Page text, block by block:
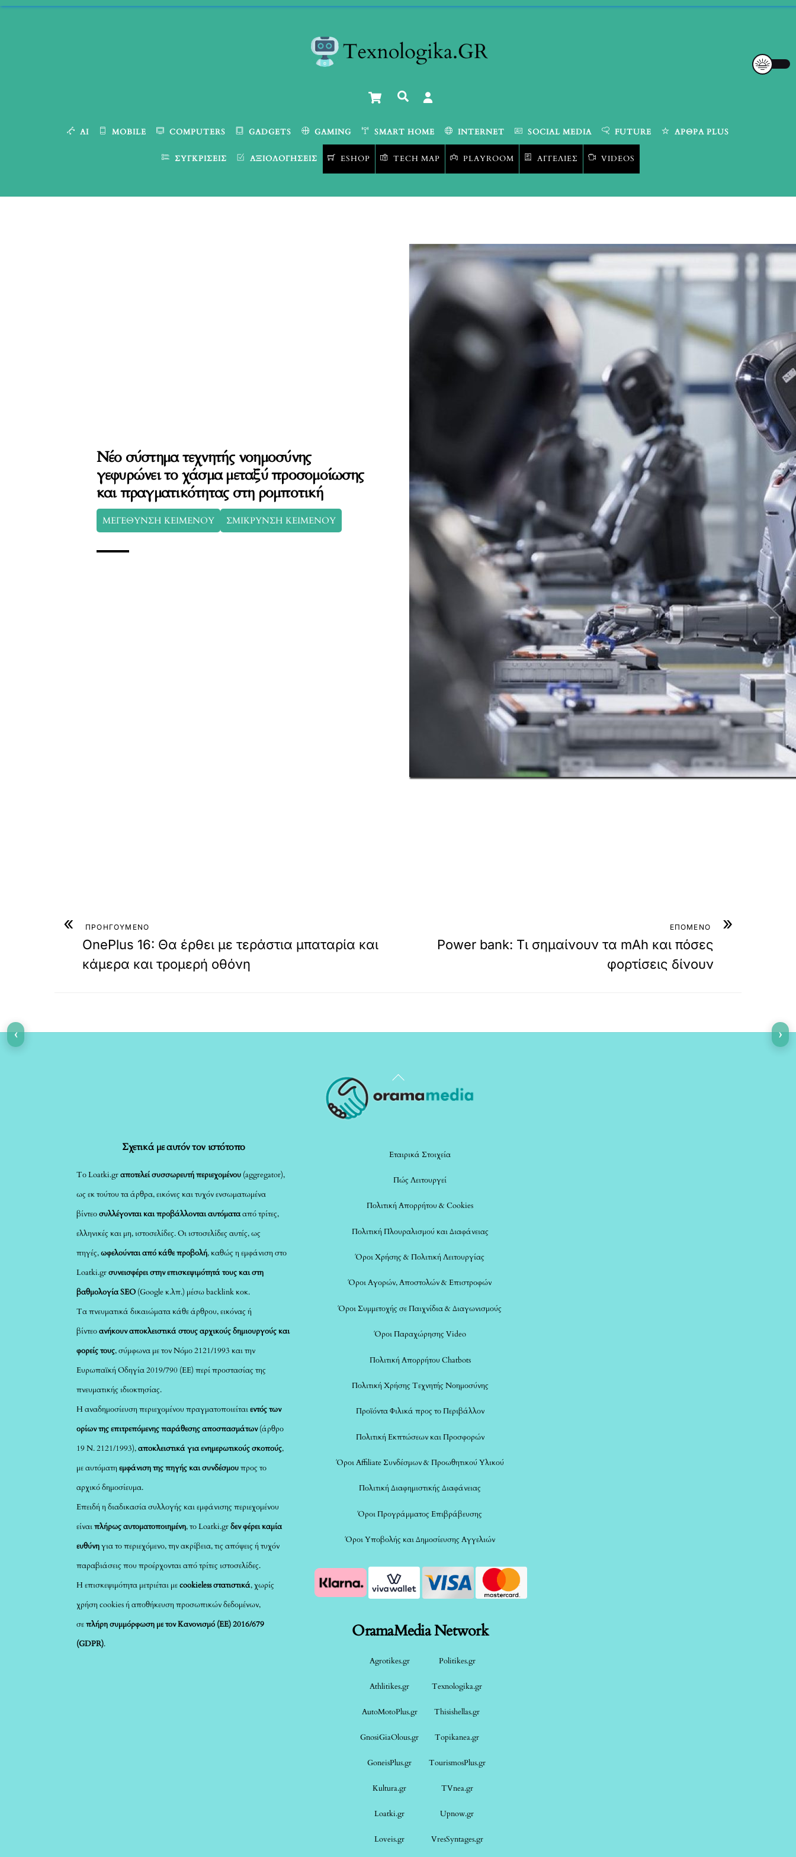
Skip
Cart Αναζήτηση
AI MOBILE COMPUTERS GADGETS GAMING SMART HOME INTERNET SOCIAL MEDIA FUTURE ΆΡΘΡΑ PLUS
ΣΥΓΚΡΊΣΕΙΣ ΑΞΙΟΛΟΓΉΣΕΙΣ ESHOP TECH MAP PLAYROOM ΑΓΓΕΛΊΕΣ VIDEOS
Νέο σύστημα τεχνητής νοημοσύνης
γεφυρώνει το χάσμα μεταξύ προσομοίωσης
και πραγματικότητας στη ρομποτική
ΜΕΓΕΘΥΝΣΗ ΚΕΙΜΕΝΟΥ ΣΜΙΚΡΥΝΣΗ ΚΕΙΜΕΝΟΥ
« ΠΡΟΗΓΟΥΜΕΝΟ
OnePlus 16: Θα έρθει με τεράστια μπαταρία και
κάμερα και τρομερή οθόνη
»
ΕΠΟΜΕΝΟ
Power bank: Τι σημαίνουν τα mAh και πόσες
φορτίσεις δίνουν
Back
To
Σχετικά με αυτόν τον ιστότοπο
Το Loatki.grαποτελεί συσσωρευτή περιεχομένου (aggregator),
ως εκ τούτου τα άρθρα, εικόνες και τυχόν ενσωματωμένα
βίντεοσυλλέγονται και προβάλλονται αυτόματααπό τρίτες,
ελληνικές και μη, ιστοσελίδες. Οι ιστοσελίδες αυτές, ως
πηγές,ωφελούνται από κάθε προβολή, καθώς η εμφάνιση στο
Loatki.grσυνεισφέρει στην επισκεψιμότητά τους και στη
βαθμολογία SEO (Google κ.λπ.) μέσω backlink κοκ.
Τα πνευματικά δικαιώματα κάθε άρθρου, εικόνας ή
βίντεοανήκουν αποκλειστικά στους αρχικούς δημιουργούς και
φορείς τους, σύμφωνα με τον Νόμο 2121/1993 και την
Ευρωπαϊκή Οδηγία 2019/790 (ΕΕ) περί προστασίας της
πνευματικής ιδιοκτησίας.
Η αναδημοσίευση περιεχομένου πραγματοποιείταιεντός των
ορίων της επιτρεπόμενης παράθεσης αποσπασμάτων(άρθρο
19 Ν. 2121/1993),αποκλειστικά για ενημερωτικούς σκοπούς,
με αυτόματηεμφάνιση της πηγής και συνδέσμουπρος το
αρχικό δημοσίευμα.
Επειδή η διαδικασία συλλογής και εμφάνισης περιεχομένου
είναιπλήρως αυτοματοποιημένη, το Loatki.grδεν φέρει καμία
ευθύνηγια το περιεχόμενο, την ακρίβεια, τις απόψεις ή τυχόν
παραβιάσεις που προέρχονται από τρίτες ιστοσελίδες.
Η επισκεψιμότητα μετριέται μεcookieless στατιστικά, χωρίς
χρήση cookies ή αποθήκευση προσωπικών δεδομένων,
σεπλήρη συμμόρφωση με τον Κανονισμό (ΕΕ) 2016/679
(GDPR).
Εταιρικά Στοιχεία
Πώς Λειτουργεί
Πολιτική Απορρήτου & Cookies
Πολιτική Πλουραλισμού και Διαφάνειας
Όροι Χρήσης & Πολιτική Λειτουργίας
Όροι Αγορών, Αποστολών & Επιστροφών
Όροι Συμμετοχής σε Παιχνίδια & Διαγωνισμούς
Όροι Παραχώρησης Video
Πολιτική Απορρήτου Chatbots
Πολιτική Χρήσης Τεχνητής Νοημοσύνης
Προϊόντα Φιλικά προς το Περιβάλλον
Πολιτική Εκπτώσεων και Προσφορών
Όροι Affiliate Συνδέσμων & Προωθητικού Υλικού
Πολιτική Διαφημιστικής Διαφάνειας
Όροι Προγράμματος Επιβράβευσης
Όροι Υποβολής και Δημοσίευσης Αγγελιών
OramaMedia Network
Agrotikes.gr Politikes.gr
Athlitikes.gr Texnologika.gr
AutoMotoPlus.gr Thisishellas.gr
GnosiGiaOlous.gr Topikanea.gr
GoneisPlus.gr TourismosPlus.gr
Kultura.gr TVnea.gr
Loatki.gr Upnow.gr
Loveis.gr VresSyntages.gr
‹ ›